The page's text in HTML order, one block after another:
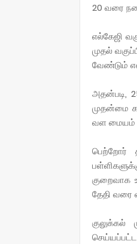
20 வரை
எல்கேஜி
முதல்
வேண்டும்
அதன்படி,
முதன்மை
வள மையம்
பெற்றோர்
குறைவாக
தேதி வரை
குலுக்கல்